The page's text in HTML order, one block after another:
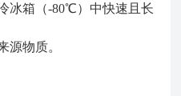
冰箱（-80℃）中快速且长
源物质。